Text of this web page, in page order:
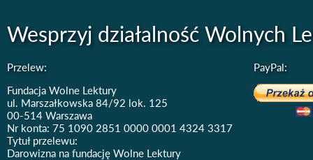
Wesprzyj działalność Wolnych
Przelew:
Fundacja Wolne Lektury
ul. Marszałkowska 84/92 lok. 125
00-514 Warszawa
Nr konta: 75 1090 2851 0000 0001 4324 3317
Tytuł przelewu:
Darowizna na fundację Wolne Lektury
PayPal: